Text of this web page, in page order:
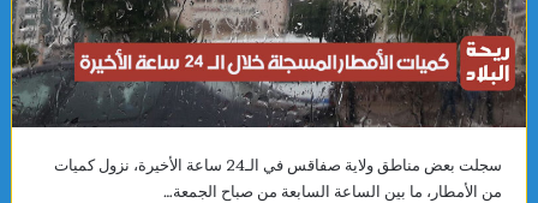
سجلت بعض مناطق ولاية صفاقس في الـ24 ساعة الأخيرة، نزول كميات
من الأمطار، ما بين الساعة السابعة من صباح الجمعة…